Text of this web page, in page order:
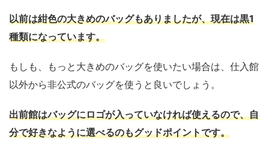
以前は紺色の大きめのバッグもありましたが、現在は黒1
種類になっています。
もしも、もっと大きめのバッグを使いたい場合は、仕入館
以外から非公式のバッグを使うと良いでしょう。
出前館はバッグにロゴが入っていなければ使えるので、自
分で好きなように選べるのもグッドポイントです。